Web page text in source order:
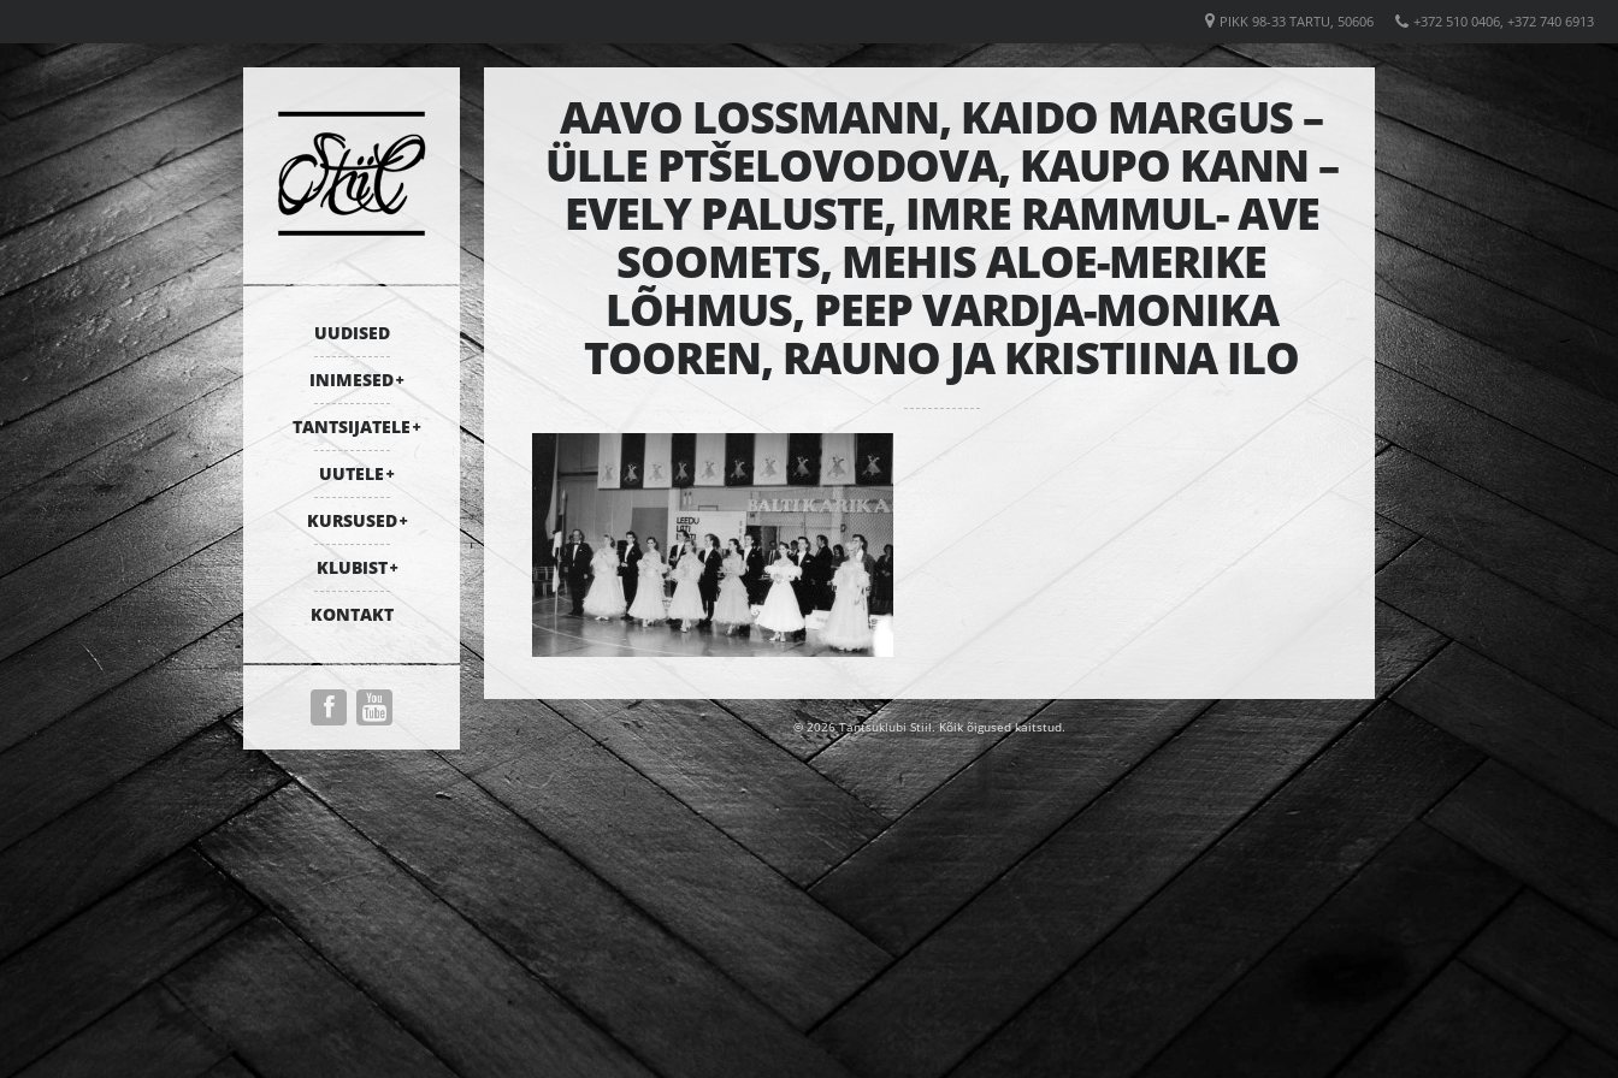
+372 510 0406, +372 740 6913
PIKK 98-33 TARTU, 50606
UUDISED
INIMESED
TANTSIJATELE
UUTELE
KURSUSED
KLUBIST
KONTAKT
AAVO LOSSMANN, KAIDO MARGUS –
ÜLLE PTŠELOVODOVA, KAUPO KANN –
EVELY PALUSTE, IMRE RAMMUL- AVE
SOOMETS, MEHIS ALOE-MERIKE
LÕHMUS, PEEP VARDJA-MONIKA
TOOREN, RAUNO JA KRISTIINA ILO
© 2026 Tantsuklubi Stiil. Kõik õigused kaitstud.